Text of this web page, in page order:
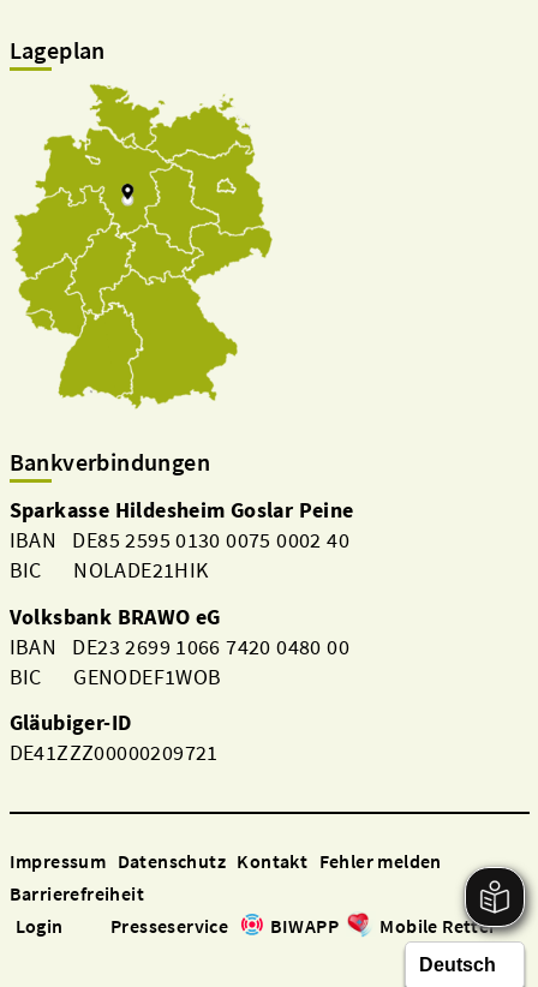
Lageplan
Bankverbindungen
Sparkasse Hildesheim Goslar Peine
IBAN DE85 2595 0130 0075 0002 40
BIC NOLADE21HIK
Volksbank BRAWO eG
IBAN DE23 2699 1066 7420 0480 00
BIC GENODEF1WOB
Gläubiger-ID
DE41ZZZ00000209721
Impressum Datenschutz Kontakt Fehler melden
Barrierefreiheit
Login
Presseservice BIWAPP Mobile Retter